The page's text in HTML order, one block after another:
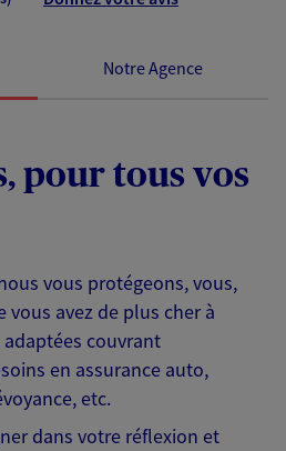
Notre Agence
pour tous vos
vous protégeons, vous,
vous avez de plus cher à
couvrant
en assurance auto,
etc.
dans votre réflexion et